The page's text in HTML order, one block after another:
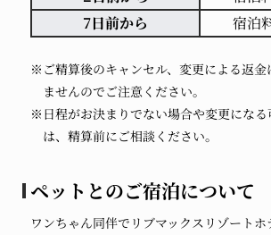
7日前から
宿泊
※ご精算後のキャンセル、変更による返金
ませんのでご注意ください。
※日程がお決まりでない場合や変更にな
は、精算前にご相談ください。
ペットとのご宿泊について
ワンちゃん同伴でリブマックスリゾート